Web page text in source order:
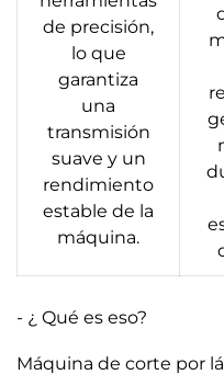
de precisión,
lo que
garantiza
una
transmisión
suave y un
rendimiento
estable de la
máquina.
- ¿ Qué es eso?
Máquina de corte por